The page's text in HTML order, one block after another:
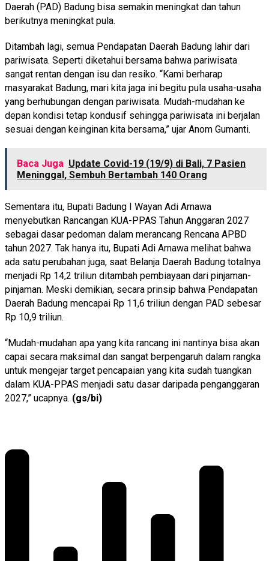
Daerah (PAD) Badung bisa semakin meningkat dan tahun
berikutnya meningkat pula.
Ditambah lagi, semua Pendapatan Daerah Badung lahir dari
pariwisata. Seperti diketahui bersama bahwa pariwisata
sangat rentan dengan isu dan resiko. “Kami berharap
masyarakat Badung, mari kita jaga ini begitu pula usaha-usaha
yang berhubungan dengan pariwisata. Mudah-mudahan ke
depan kondisi tetap kondusif sehingga pariwisata ini berjalan
sesuai dengan keinginan kita bersama,” ujar Anom Gumanti.
Baca Juga Update Covid-19 (19/9) di Bali, 7 Pasien
Meninggal, Sembuh Bertambah 140 Orang
Sementara itu, Bupati Badung I Wayan Adi Arnawa
menyebutkan Rancangan KUA-PPAS Tahun Anggaran 2027
sebagai dasar pedoman dalam merancang Rencana APBD
tahun 2027. Tak hanya itu, Bupati Adi Arnawa melihat bahwa
ada satu perubahan juga, saat Belanja Daerah Badung totalnya
menjadi Rp 14,2 triliun ditambah pembiayaan dari pinjaman-
pinjaman. Meski demikian, secara prinsip bahwa Pendapatan
Daerah Badung mencapai Rp 11,6 triliun dengan PAD sebesar
Rp 10,9 triliun.
“Mudah-mudahan apa yang kita rancang ini nantinya bisa akan
capai secara maksimal dan sangat berpengaruh dalam rangka
untuk mengejar target pencapaian yang kita sudah tuangkan
dalam KUA-PPAS menjadi satu dasar daripada penganggaran
2027,” ucapnya. (gs/bi)